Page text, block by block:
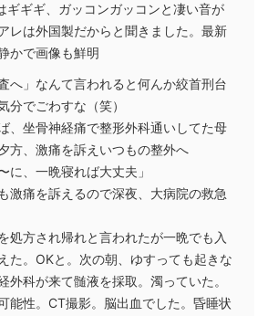
ギギギ、ガッコンガッコンと凄い音が
レは外国製だからと聞きました。最新
かで画像も鮮明
へ」なんて言われると何んか絞首刑台
分でごわすな（笑）
、坐骨神経痛で整形外科通いしてた母
方、激痛を訴えいつもの整外へ
に、一晩寝れば大丈夫」
激痛を訴えるので深夜、大病院の救急
処方され帰れと言われたが一晩でも入
た。OKと。次の朝、ゆすっても起きな
外科が来て髄液を採取。濁っていた。
能性。CT撮影。脳出血でした。昏睡状